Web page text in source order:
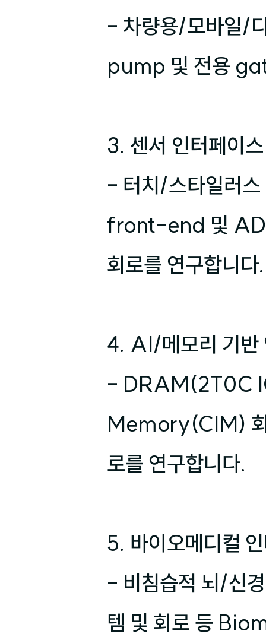
- 차량용/모바일/
pump 및 전용
3. 센서 인터페이
- 터치/스타일러
front-end 및
회로를 연구합니다.
4. AI/메모리 기반
- DRAM(2T0C
Memory(CIM) 회
로를 연구합니다.
5. 바이오메디컬
- 비침습적 뇌/신
템 및 회로 등